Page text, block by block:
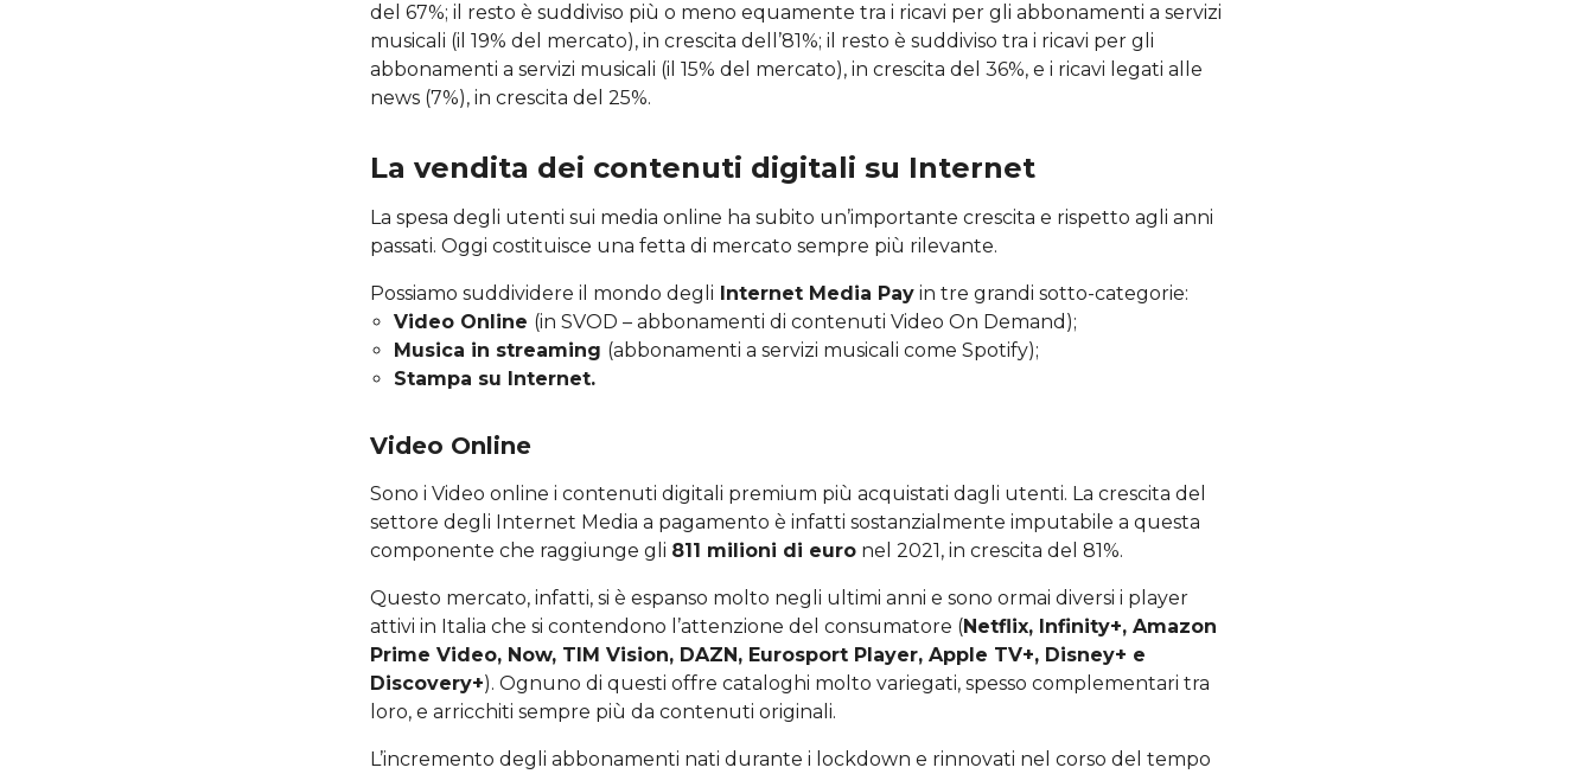
del 67%; il resto è suddiviso più o meno equamente tra i ricavi per gli abbonamenti a servizi
musicali (il 19% del mercato), in crescita dell’81%; il resto è suddiviso tra i ricavi per gli
abbonamenti a servizi musicali (il 15% del mercato), in crescita del 36%, e i ricavi legati alle
news (7%), in crescita del 25%.
La vendita dei contenuti digitali su Internet
La spesa degli utenti sui media online ha subito un’importante crescita e rispetto agli anni
passati. Oggi costituisce una fetta di mercato sempre più rilevante.
Possiamo suddividere il mondo degli Internet Media Pay in tre grandi sotto-categorie:
Video Online (in SVOD – abbonamenti di contenuti Video On Demand);
Musica in streaming (abbonamenti a servizi musicali come Spotify);
Stampa su Internet.
Video Online
Sono i Video online i contenuti digitali premium più acquistati dagli utenti. La crescita del
settore degli Internet Media a pagamento è infatti sostanzialmente imputabile a questa
componente che raggiunge gli 811 milioni di euro nel 2021, in crescita del 81%.
Questo mercato, infatti, si è espanso molto negli ultimi anni e sono ormai diversi i player
attivi in Italia che si contendono l’attenzione del consumatore (Netflix, Infinity+, Amazon
Prime Video, Now, TIM Vision, DAZN, Eurosport Player, Apple TV+, Disney+ e
Discovery+). Ognuno di questi offre cataloghi molto variegati, spesso complementari tra
loro, e arricchiti sempre più da contenuti originali.
L’incremento degli abbonamenti nati durante i lockdown e rinnovati nel corso del tempo